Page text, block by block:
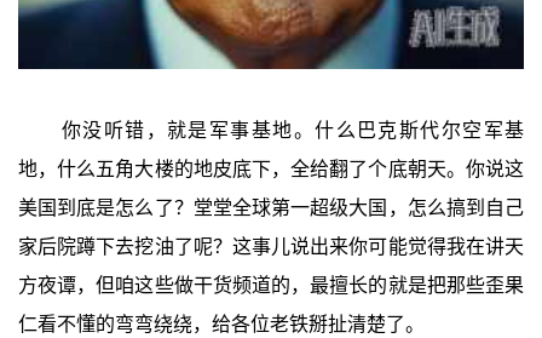
你没听错，就是军事基地。什么巴克斯代尔空军基
地，什么五角大楼的地皮底下，全给翻了个底朝天。你说这
美国到底是怎么了？堂堂全球第一超级大国，怎么搞到自己
家后院蹲下去挖油了呢？这事儿说出来你可能觉得我在讲天
方夜谭，但咱这些做干货频道的，最擅长的就是把那些歪果
仁看不懂的弯弯绕绕，给各位老铁掰扯清楚了。